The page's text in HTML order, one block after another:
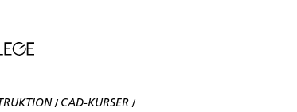
/ CAD-KURSER /